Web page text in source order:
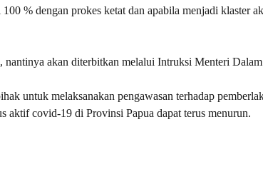
% dengan prokes ketat dan apabila menjadi klaster
nantinya akan diterbitkan melalui Intruksi Menteri
untuk melaksanakan pengawasan terhadap
aktif covid-19 di Provinsi Papua dapat terus menurun.